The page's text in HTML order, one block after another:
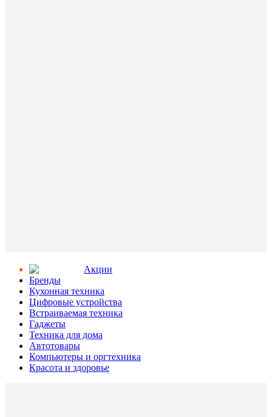
Aкции
Бренды
Кухонная техника
Цифровые устройства
Встраиваемая техника
Гаджеты
Техника для дома
Автотовары
Компьютеры и оргтехника
Красота и здоровье